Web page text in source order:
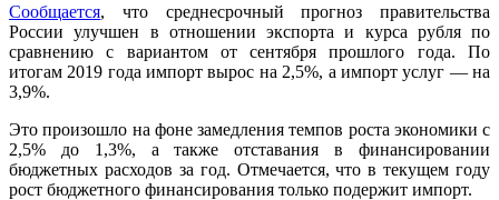
Сообщается, что среднесрочный прогноз правительства
России улучшен в отношении экспорта и курса рубля по
сравнению с вариантом от сентября прошлого года. По
итогам 2019 года импорт вырос на 2,5%, а импорт услуг — на
3,9%.
Это произошло на фоне замедления темпов роста экономики с
2,5% до 1,3%, а также отставания в финансировании
бюджетных расходов за год. Отмечается, что в текущем году
рост бюджетного финансирования только подержит импорт.